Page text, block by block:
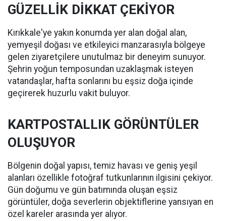
GÜZELLİK DİKKAT ÇEKİYOR
Kırıkkale'ye yakın konumda yer alan doğal alan,
yemyeşil doğası ve etkileyici manzarasıyla bölgeye
gelen ziyaretçilere unutulmaz bir deneyim sunuyor.
Şehrin yoğun temposundan uzaklaşmak isteyen
vatandaşlar, hafta sonlarını bu eşsiz doğa içinde
geçirerek huzurlu vakit buluyor.
KARTPOSTALLIK GÖRÜNTÜLER
OLUŞUYOR
Bölgenin doğal yapısı, temiz havası ve geniş yeşil
alanları özellikle fotoğraf tutkunlarının ilgisini çekiyor.
Gün doğumu ve gün batımında oluşan eşsiz
görüntüler, doğa severlerin objektiflerine yansıyan en
özel kareler arasında yer alıyor.